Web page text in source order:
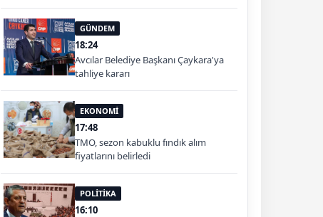
GÜNDEM
18:24
Avcılar Belediye Başkanı Çaykara'ya
tahliye kararı
EKONOMİ
17:48
TMO, sezon kabuklu fındık alım
fiyatlarını belirledi
POLİTİKA
16:10